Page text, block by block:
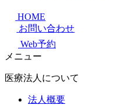
HOME
お問い合わせ
Web予約
メニュー
医療法人について
法人概要